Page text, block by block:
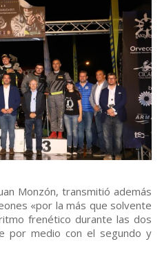
Monzón, transmitió además
«por la más que solvente
frenético durante las dos
por medio con el segundo y